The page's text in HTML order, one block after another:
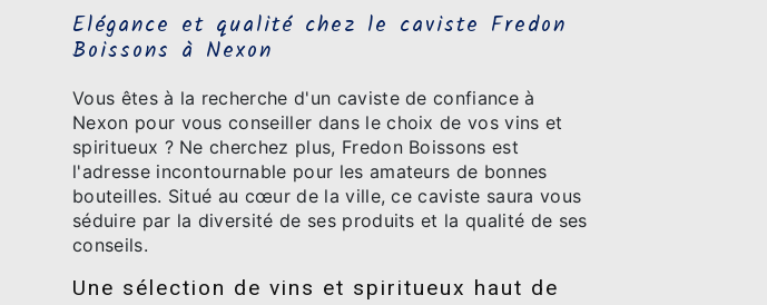
Elégance et qualité chez le caviste Fredon
Boissons à Nexon
Vous êtes à la recherche d'un caviste de confiance à
Nexon pour vous conseiller dans le choix de vos vins et
spiritueux ? Ne cherchez plus, Fredon Boissons est
l'adresse incontournable pour les amateurs de bonnes
bouteilles. Situé au cœur de la ville, ce caviste saura vous
séduire par la diversité de ses produits et la qualité de ses
conseils.
Une sélection de vins et spiritueux haut de